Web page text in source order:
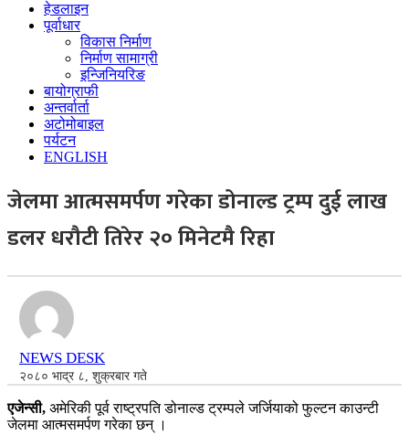
हेडलाइन
पूर्वाधार
विकास निर्माण
निर्माण सामाग्री
इन्जिनियरिङ
बायोग्राफी
अन्तर्वार्ता
अटोमोबाइल
पर्यटन
ENGLISH
जेलमा आत्मसमर्पण गरेका डोनाल्ड ट्रम्प दुई लाख
डलर धरौटी तिरेर २० मिनेटमै रिहा
NEWS DESK
२०८० भाद्र ८, शुक्रबार गते
एजेन्सी, अमेरिकी पूर्व राष्ट्रपति डोनाल्ड ट्रम्पले जर्जियाको फुल्टन काउन्टी
जेलमा आत्मसमर्पण गरेका छन् ।